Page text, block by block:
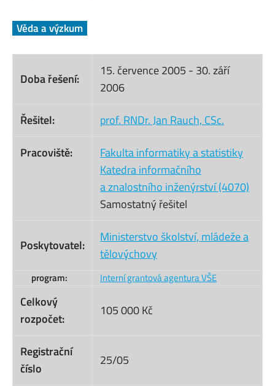
Věda a výzkum
Doba řešení:
15. července 2005 - 30. září
2006
Řešitel:
prof. RNDr. Jan Rauch, CSc.
Pracoviště:
Fakulta informatiky a statistiky
Katedra informačního
a znalostního inženýrství (4070)
Samostatný řešitel
Poskytovatel:
Ministerstvo školství, mládeže a
tělovýchovy
program: Interní grantová agentura VŠE
Celkový
rozpočet:
105 000 Kč
Registrační
číslo
25/05